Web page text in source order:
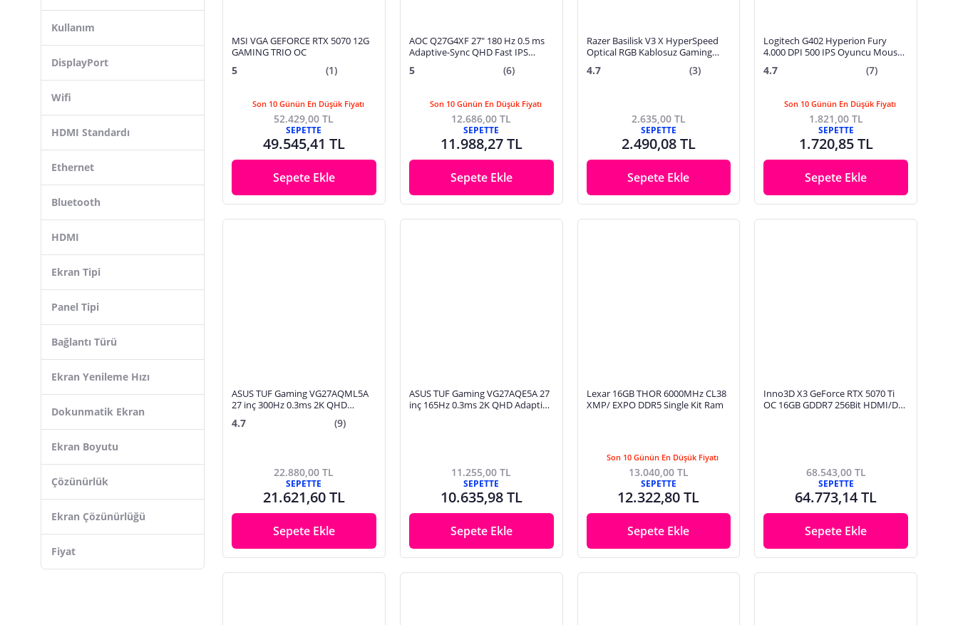
Harddisk
HDMI Kablo
Kayıt Sistemleri
Klavye
Koltuk, Çekyat
Kulaklık
Kulaklık Aksesuarları
Masaüstü Bilgisayar
Menzil Arttırıcı
Mikrofon
Monitör Aksesuarları
Mouse
Mouse Pad
Notebook Adaptör, Şarj Cihazı
Notebook Çanta ve Kılıfları
Notebook Soğutucuları
Kingston
Thermal Grizzly
Kioxia
Lunatic
Kullanım
DisplayPort
Wifi
HDMI Standardı
Ethernet
Bluetooth
HDMI
Ekran Tipi
Panel Tipi
Bağlantı Türü
Ekran Yenileme Hızı
Dokunmatik Ekran
Ekran Boyutu
Çözünürlük
Ekran Çözünürlüğü
Fiyat
MSI VGA GEFORCE RTX 5070 12G
GAMING TRIO OC
5 (1)
Son 10 Günün En Düşük Fiyatı
52.429,00 TL
SEPETTE
49.545,41 TL
Sepete Ekle
AOC Q27G4XF 27" 180 Hz 0.5 ms
Adaptive-Sync QHD Fast IPS
5 (6)
Son 10 Günün En Düşük Fiyatı
12.686,00 TL
SEPETTE
11.988,27 TL
Sepete Ekle
Razer Basilisk V3 X HyperSpeed
Optical RGB Kablosuz Gaming
4.7 (3)
2.635,00 TL
SEPETTE
2.490,08 TL
Sepete Ekle
Logitech G402 Hyperion Fury
4.000 DPI 500 IPS Oyuncu Mouse
4.7 (7)
Son 10 Günün En Düşük Fiyatı
1.821,00 TL
SEPETTE
1.720,85 TL
Sepete Ekle
ASUS TUF Gaming VG27AQML5A
27 inç 300Hz 0.3ms 2K QHD
Gaming Monitör
4.7 (9)
22.880,00 TL
SEPETTE
21.621,60 TL
Sepete Ekle
ASUS TUF Gaming VG27AQE5A 27
inç 165Hz 0.3ms 2K QHD Adaptive
11.255,00 TL
SEPETTE
10.635,98 TL
Sepete Ekle
Lexar 16GB THOR 6000MHz CL38
XMP/ EXPO DDR5 Single Kit Ram
Son 10 Günün En Düşük Fiyatı
13.040,00 TL
SEPETTE
12.322,80 TL
Sepete Ekle
Inno3D X3 GeForce RTX 5070 Ti
OC 16GB GDDR7 256Bit HDMI/DP
68.543,00 TL
SEPETTE
64.773,14 TL
Sepete Ekle